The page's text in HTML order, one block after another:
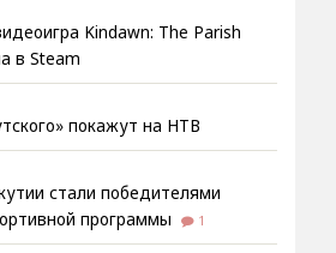
Kindawn: The Parish
в Steam
покажут на НТВ
стали победителями
программы
1